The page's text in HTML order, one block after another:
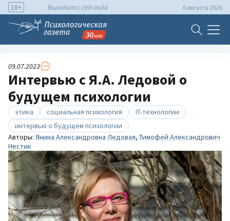
18+ Выходит с 1995 года 6 августа 2026
09.07.2023
Интервью с Я.А. Ледовой о
будущем психологии
этика социальная психология
IT-технологии
интервью о будущем психологии
Авторы: Янина Александровна Ледовая, Тимофей Александрович
Нестик